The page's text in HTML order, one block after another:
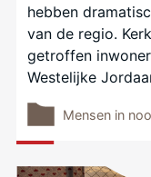
hebben
van de regio.
getroffen
Westelijke
Mensen in